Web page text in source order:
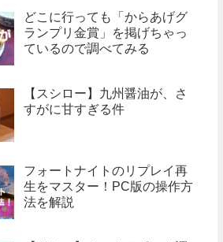
どこに行っても「からあげグ
ランプリ金賞」を掲げちゃっ
ているので調べてみる
【スシロー】九州醤油が、さ
すがに甘すぎる件
フォートナイトのリプレイ再
生をマスター！PC版の操作方
法を解説